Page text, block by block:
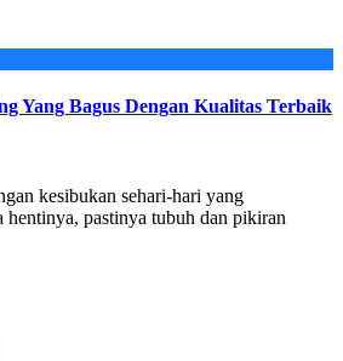
Yang Bagus Dengan Kualitas Terbaik
kesibukan sehari-hari yang
hentinya, pastinya tubuh dan pikiran